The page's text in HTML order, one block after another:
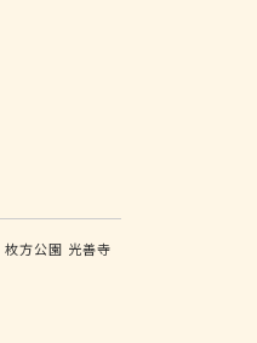
枚方公園 光善寺